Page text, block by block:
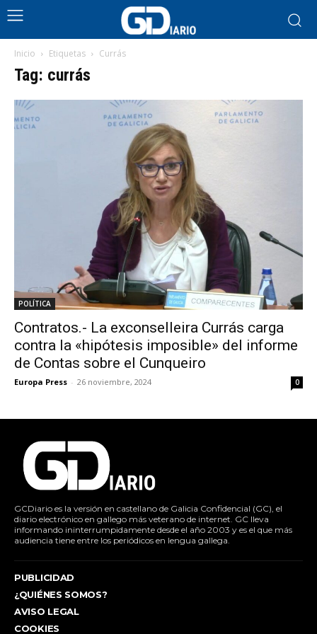
Inicio Etiquetas Currás
Tag: currás
POLÍTICA
Contratos.- La exconselleira Currás carga
contra la «hipótesis imposible» del informe
de Contas sobre el Cunqueiro
Europa Press - 26 noviembre, 2024 0
GCDiario es la versión en castellano de Galicia Confidencial (GC), el
diario electrónico en gallego más veterano de internet. GC lleva
informando ininterrumpidamente desde el año 2003 y es el que más
audiencia tiene entre los periódicos en lengua gallega.
PUBLICIDAD
¿QUIÉNES SOMOS?
AVISO LEGAL
COOKIES